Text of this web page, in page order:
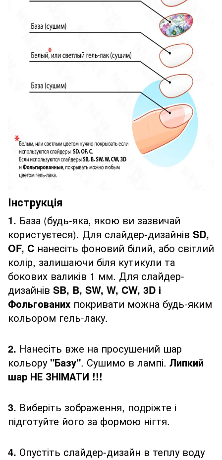
Інструкція
1. База (будь-яка, якою ви зазвичай
користуєтеся). Для слайдер-дизайнів SD,
OF, C нанесіть фоновий білий, або світлий
колір, залишаючи біля кутикули та
бокових валиків 1 мм. Для слайдер-
дизайнів SB, B, SW, W, CW, 3D і
Фольгованих покривати можна будь-яким
кольором гель-лаку.
2. Нанесіть вже на просушений шар
кольору "Базу". Сушимо в лампі. Липкий
шар НЕ ЗНІМАТИ !!!
3. Виберіть зображення, подріжте і
підготуйте його за формою нігтя.
4. Опустіть слайдер-дизайн в теплу воду